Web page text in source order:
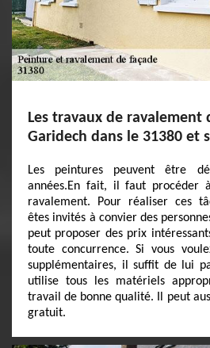
Les travaux de ravalement
Garidech dans le 31380 et
Les peintures peuvent être
années.En fait, il faut procéder
ravalement. Pour réaliser ces
êtes invités à convier des
peut proposer des prix
toute concurrence. Si vous
supplémentaires, il suffit de lui
utilise tous les matériels
travail de bonne qualité. Il peut
gratuit.